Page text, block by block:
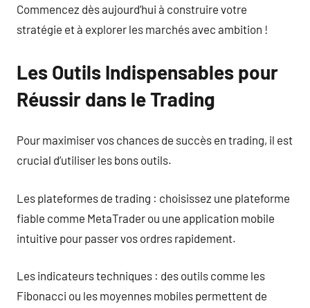
Commencez dès aujourd’hui à construire votre
stratégie et à explorer les marchés avec ambition !
Les Outils Indispensables pour
Réussir dans le Trading
Pour maximiser vos chances de succès en trading, il est
crucial d’utiliser les bons outils.
Les plateformes de trading : choisissez une plateforme
fiable comme MetaTrader ou une application mobile
intuitive pour passer vos ordres rapidement.
Les indicateurs techniques : des outils comme les
Fibonacci ou les moyennes mobiles permettent de